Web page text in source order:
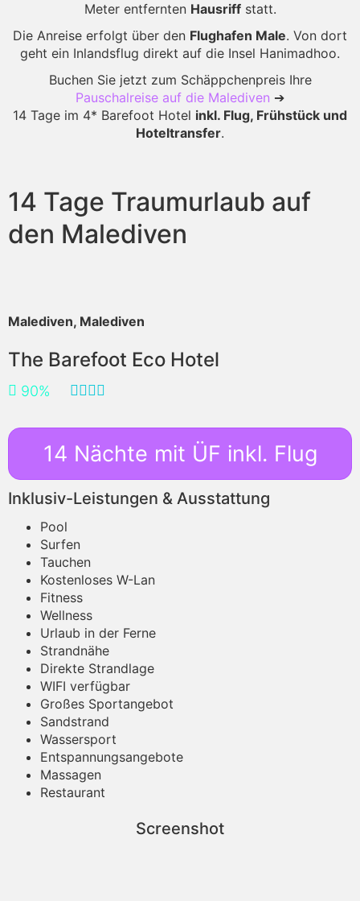
Meter entfernten Hausriffstatt.
Die Anreise erfolgt über den Flughafen Male. Von dort
geht ein Inlandsflug direkt auf die Insel Hanimadhoo.
Buchen Sie jetzt zum Schäppchenpreis Ihre
Pauschalreise auf die Malediven ➔
14 Tage im 4* Barefoot Hotel inkl. Flug, Frühstück und
Hoteltransfer.
14 Tage Traumurlaub auf
den Malediven
Malediven, Malediven
The Barefoot Eco Hotel
90%
14 Nächte mit ÜF inkl. Flug
Inklusiv-Leistungen & Ausstattung
Pool
Surfen
Tauchen
Kostenloses W-Lan
Fitness
Wellness
Urlaub in der Ferne
Strandnähe
Direkte Strandlage
WIFI verfügbar
Großes Sportangebot
Sandstrand
Wassersport
Entspannungsangebote
Massagen
Restaurant
Screenshot